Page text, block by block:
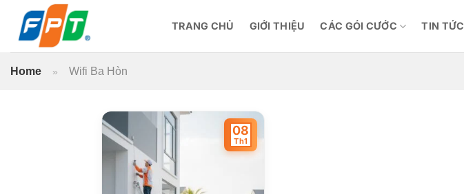
TRANG CHỦ GIỚI THIỆU CÁC GÓI CƯỚC TIN TỨC
Home » Wifi Ba Hòn
08
Th1